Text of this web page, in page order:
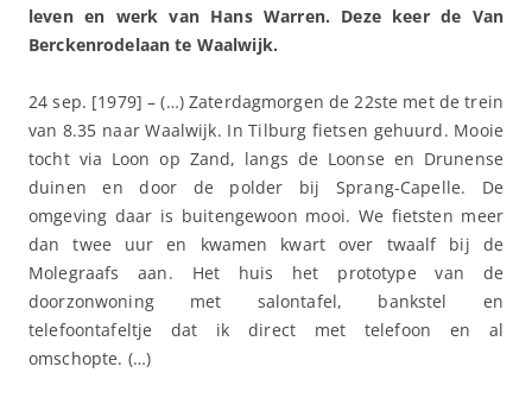
leven en werk van Hans Warren. Deze keer de Van
Berckenrodelaan te Waalwijk.
24 sep. [1979] – (…) Zaterdagmorgen de 22ste met de trein
van 8.35 naar Waalwijk. In Tilburg fietsen gehuurd. Mooie
tocht via Loon op Zand, langs de Loonse en Drunense
duinen en door de polder bij Sprang-Capelle. De
omgeving daar is buitengewoon mooi. We fietsten meer
dan twee uur en kwamen kwart over twaalf bij de
Molegraafs aan. Het huis het prototype van de
doorzonwoning met salontafel, bankstel en
telefoontafeltje dat ik direct met telefoon en al
omschopte. (…)